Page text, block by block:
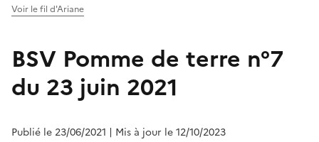
Voir le fil d'Ariane
BSV Pomme de terre n°7
du 23 juin 2021
Publié le 23/06/2021 | Mis à jour le 12/10/2023